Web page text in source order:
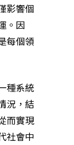
影響個
。因
每個領
種系統
況，結
而實現
社會中